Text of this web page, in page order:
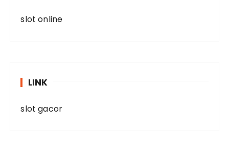
slot online
LINK
slot gacor